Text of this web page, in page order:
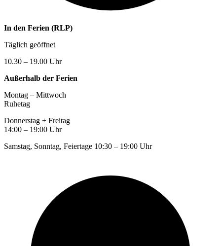
In den Ferien (RLP)
Täglich geöffnet
10.30 – 19.00 Uhr
Außerhalb der Ferien
Montag – Mittwoch
Ruhetag
Donnerstag + Freitag
14:00 – 19:00 Uhr
Samstag, Sonntag, Feiertage 10:30 – 19:00 Uhr